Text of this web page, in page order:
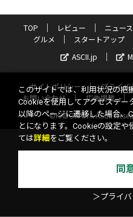
TOP レビュー ニュース
グルメ
スタートアップ
ASCII.jp
サイトポリシー プライバ
お問い合わせ
広告掲載
©KADOKAWA ASCII
このサイトでは、利用状況の把
Cookieを使用してアクセスデー
以降のページに遷移した場合、
とになります。Cookieの設定
ては詳細 をご覧ください。
同
＞プライ